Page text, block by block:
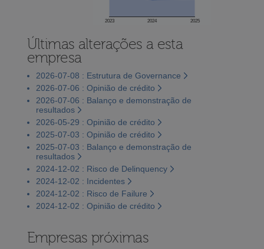
2023 2024 2025
Últimas alterações a esta
empresa
2026-07-08 : Estrutura de Governance
2026-07-06 : Opinião de crédito
2026-07-06 : Balanço e demonstração de
resultados
2026-05-29 : Opinião de crédito
2025-07-03 : Opinião de crédito
2025-07-03 : Balanço e demonstração de
resultados
2024-12-02 : Risco de Delinquency
2024-12-02 : Incidentes
2024-12-02 : Risco de Failure
2024-12-02 : Opinião de crédito
Empresas próximas